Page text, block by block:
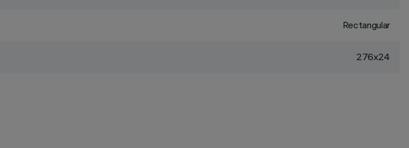
Rectangular
276x24